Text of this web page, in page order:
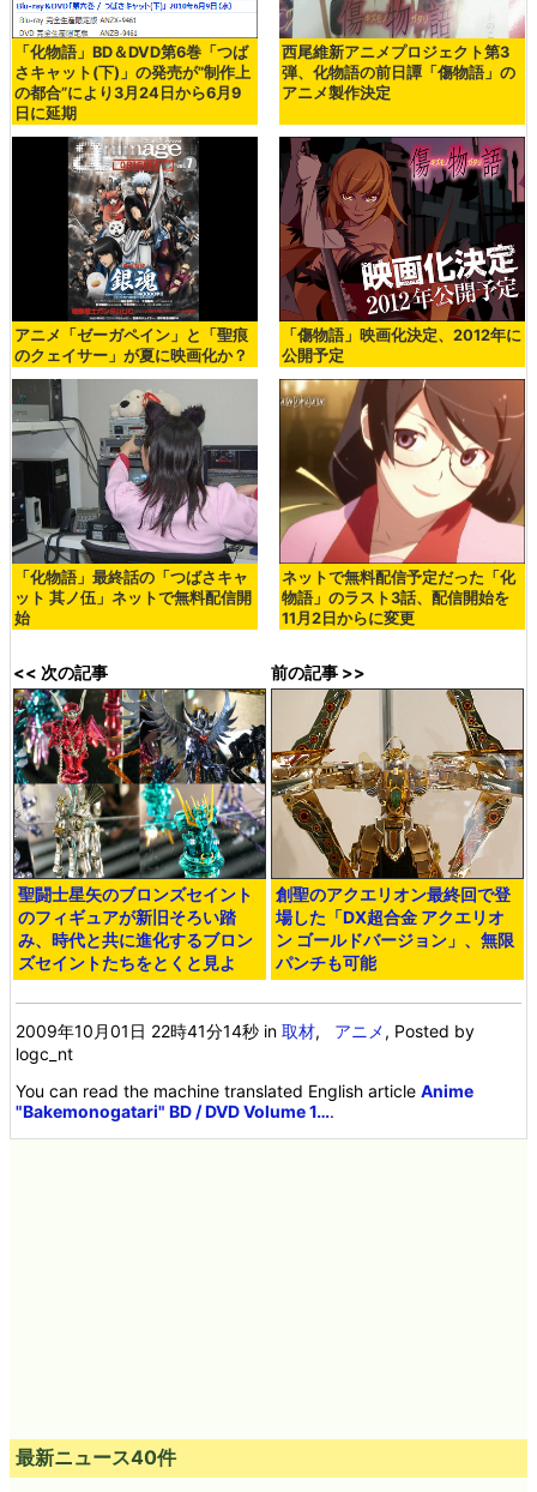
「化物語」BD＆DVD第6巻「つば
さキャット(下)」の発売が”制作上
の都合”により3月24日から6月9
日に延期
西尾維新アニメプロジェクト第3
弾、化物語の前日譚「傷物語」の
アニメ製作決定
アニメ「ゼーガペイン」と「聖痕
のクェイサー」が夏に映画化か？
「傷物語」映画化決定、2012年に
公開予定
「化物語」最終話の「つばさキャ
ット 其ノ伍」ネットで無料配信開
始
ネットで無料配信予定だった「化
物語」のラスト3話、配信開始を
11月2日からに変更
<< 次の記事
聖闘士星矢のブロンズセイント
のフィギュアが新旧そろい踏
み、時代と共に進化するブロン
ズセイントたちをとくと見よ
前の記事 >>
創聖のアクエリオン最終回で登
場した「DX超合金 アクエリオ
ン ゴールドバージョン」、無限
パンチも可能
2009年10月01日 22時41分14秒 in取材, アニメ, Posted by
logc_nt
You can read the machine translated English articleAnime
"Bakemonogatari" BD / DVD Volume 1….
最新ニュース40件